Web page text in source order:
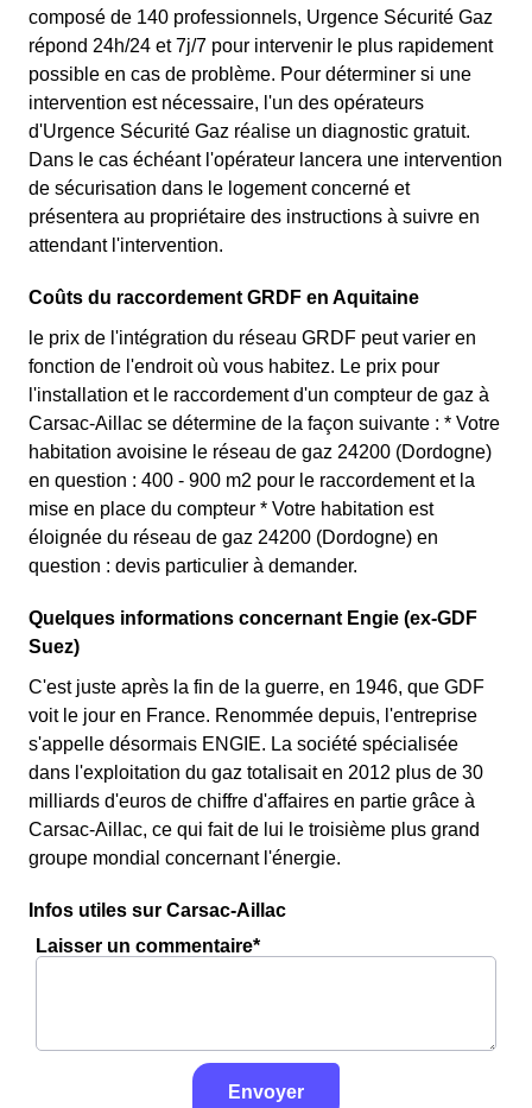
composé de 140 professionnels, Urgence Sécurité Gaz
répond 24h/24 et 7j/7 pour intervenir le plus rapidement
possible en cas de problème. Pour déterminer si une
intervention est nécessaire, l'un des opérateurs
d'Urgence Sécurité Gaz réalise un diagnostic gratuit.
Dans le cas échéant l'opérateur lancera une intervention
de sécurisation dans le logement concerné et
présentera au propriétaire des instructions à suivre en
attendant l'intervention.
Coûts du raccordement GRDF en Aquitaine
le prix de l'intégration du réseau GRDF peut varier en
fonction de l'endroit où vous habitez. Le prix pour
l'installation et le raccordement d'un compteur de gaz à
Carsac-Aillac se détermine de la façon suivante : * Votre
habitation avoisine le réseau de gaz 24200 (Dordogne)
en question : 400 - 900 m2 pour le raccordement et la
mise en place du compteur * Votre habitation est
éloignée du réseau de gaz 24200 (Dordogne) en
question : devis particulier à demander.
Quelques informations concernant Engie (ex-GDF
Suez)
C'est juste après la fin de la guerre, en 1946, que GDF
voit le jour en France. Renommée depuis, l'entreprise
s'appelle désormais ENGIE. La société spécialisée
dans l'exploitation du gaz totalisait en 2012 plus de 30
milliards d'euros de chiffre d'affaires en partie grâce à
Carsac-Aillac, ce qui fait de lui le troisième plus grand
groupe mondial concernant l'énergie.
Infos utiles sur Carsac-Aillac
Laisser un commentaire*
Envoyer